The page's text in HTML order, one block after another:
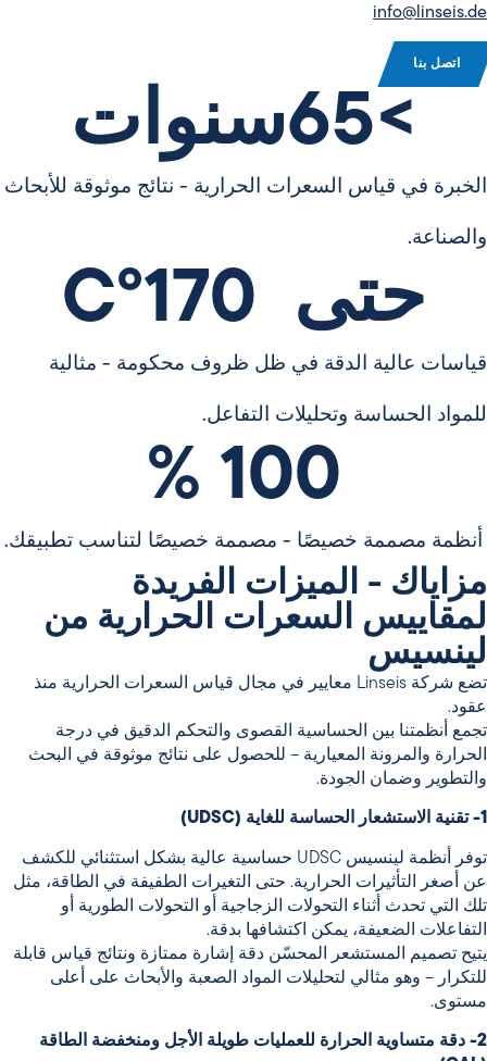
info@linseis.de
اتصل بنا
الخبرة في قياس السعرات الحرارية - نتائج موثوقة للأبحاث
والصناعة.
>
65سنوات
قياسات عالية الدقة في ظل ظروف محكومة - مثالية
للمواد الحساسة وتحليلات التفاعل.
حتى 170
°C
أنظمة مصممة خصيصًا - مصممة خصيصًا لتناسب تطبيقك.
100
مزاياك - الميزات الفريدة
لمقاييس السعرات الحرارية من
لينسيس
تضع شركة Linseis معايير في مجال قياس السعرات الحرارية منذ
عقود.
تجمع أنظمتنا بين الحساسية القصوى والتحكم الدقيق في درجة
الحرارة والمرونة المعيارية – للحصول على نتائج موثوقة في البحث
والتطوير وضمان الجودة.
1- تقنية الاستشعار الحساسة للغاية (UDSC)
توفر أنظمة لينسيس UDSC حساسية عالية بشكل استثنائي للكشف
عن أصغر التأثيرات الحرارية. حتى التغيرات الطفيفة في الطاقة، مثل
تلك التي تحدث أثناء التحولات الزجاجية أو التحولات الطورية أو
التفاعلات الضعيفة، يمكن اكتشافها بدقة.
يتيح تصميم المستشعر المحسّن دقة إشارة ممتازة ونتائج قياس قابلة
للتكرار – وهو مثالي لتحليلات المواد الصعبة والأبحاث على أعلى
مستوى.
2- دقة متساوية الحرارة للعمليات طويلة الأجل ومنخفضة الطاقة